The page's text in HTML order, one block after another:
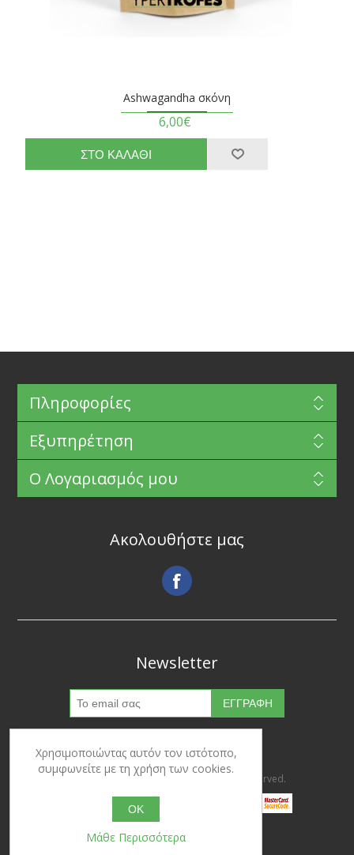
Ashwagandha σκόνη
6,00€
Πληροφορίες
Εξυπηρέτηση
Ο Λογαριασμός μου
Ακολουθήστε μας
Newsletter
Copyright © 2026 Ypertrofes. All rights reserved.
Powered bynopCommerce
Χρησιμοποιώντας αυτόν τον ιστότοπο,
συμφωνείτε με τη χρήση των cookies.
OK
Μάθε Περισσότερα